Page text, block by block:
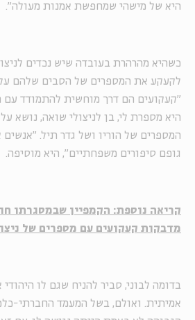
היא של מישהי שמחפשת אמנות מעולה".
כשהיא מהרהרת בעובדה שיש נכדים
לקעקע את המספרים של הסבים שלהם על
"קעקועים הם דרך מוחשית להתמודד עם
היא מספרת לי, בן לניצולי שואה, נושא
המספרים של הוריו ושל גדר תיל.
גופם סיפורים משפחתיים", היא מוסיפה.
קריאה נוספת: הקמפיין שבמסגרתו
מדבקות קעקועים עם מספרים של
בדומה לבוני, סביר להניח שגם לו
אמיתית. ואולם, בשל המעמד החברתי-